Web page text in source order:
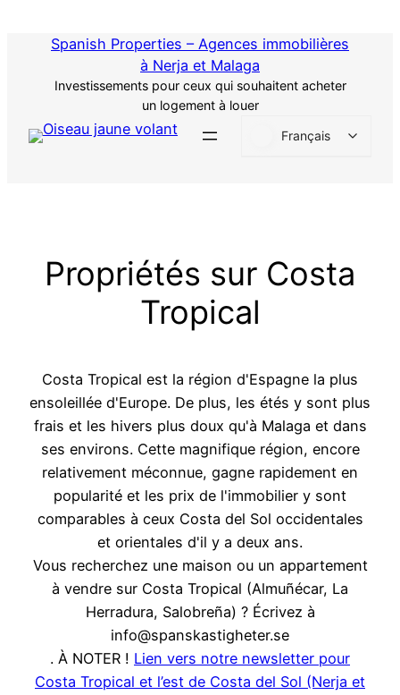
Spanish Properties – Agences immobilières
à Nerja et Malaga
Investissements pour ceux qui souhaitent acheter
un logement à louer
Français
Propriétés sur Costa
Tropical
Costa Tropical est la région d'Espagne la plus
ensoleillée d'Europe. De plus, les étés y sont plus
frais et les hivers plus doux qu'à Malaga et dans
ses environs. Cette magnifique région, encore
relativement méconnue, gagne rapidement en
popularité et les prix de l'immobilier y sont
comparables à ceux Costa del Sol occidentales
et orientales d'il y a deux ans.
Vous recherchez une maison ou un appartement
à vendre sur Costa Tropical (Almuñécar, La
Herradura, Salobreña) ? Écrivez à
info@spanskastigheter.se
. À NOTER ! Lien vers notre newsletter pour
Costa Tropical et l’est de Costa del Sol (Nerja et